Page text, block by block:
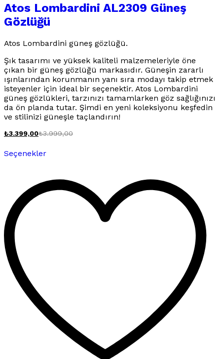
Atos Lombardini AL2309 Güneş
Gözlüğü
Atos Lombardini güneş gözlüğü.
Şık tasarımı ve yüksek kaliteli malzemeleriyle öne
çıkan bir güneş gözlüğü markasıdır. Güneşin zararlı
ışınlarından korunmanın yanı sıra modayı takip etmek
isteyenler için ideal bir seçenektir. Atos Lombardini
güneş gözlükleri, tarzınızı tamamlarken göz sağlığınızı
da ön planda tutar. Şimdi en yeni koleksiyonu keşfedin
ve stilinizi güneşle taçlandırın!
₺3.399,00₺3.999,00
Seçeneklerürünün
varyasyonu
var.
Seçenekler